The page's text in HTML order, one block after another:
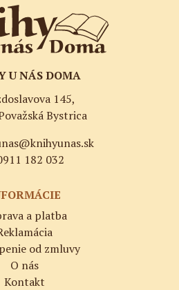
U NÁS DOMA
145,
Bystrica
182 032
a platba
od zmluvy
O nás
Kontakt